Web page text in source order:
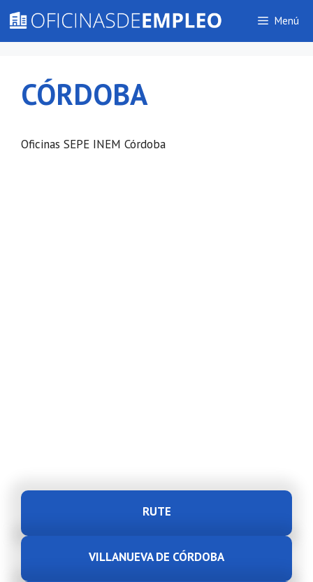
contenido
Menú
CÓRDOBA
Oficinas SEPE INEM Córdoba
RUTE
VILLANUEVA DE CÓRDOBA